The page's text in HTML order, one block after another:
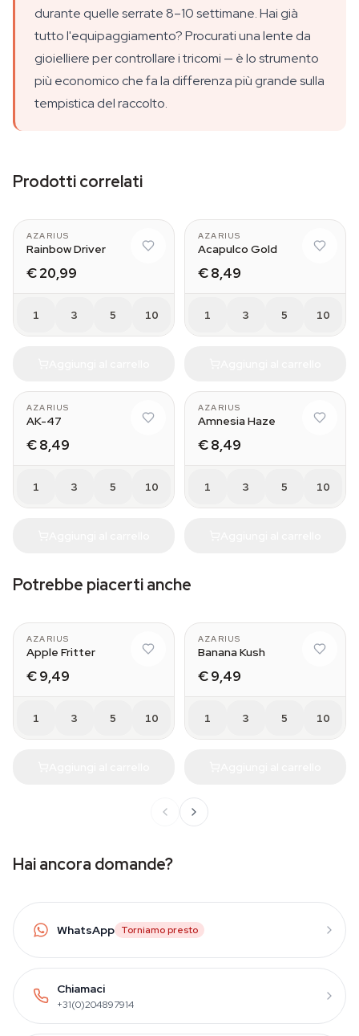
durante quelle serrate 8–10 settimane. Hai già
tutto l'equipaggiamento? Procurati una lente da
gioielliere per controllare i tricomi — è lo strumento
più economico che fa la differenza più grande sulla
tempistica del raccolto.
Prodotti correlati
AZARIUS
Rainbow Driver
€ 20,99
1 3 5 10
AZARIUS
Acapulco Gold
€ 8,49
1 3 5 10
AZARIUS
AK-47
€ 8,49
1 3 5 10
AZARIUS
Amnesia Haze
€ 8,49
1 3 5 10
Potrebbe piacerti anche
AZARIUS
Apple Fritter
€ 9,49
1 3 5 10
AZARIUS
Banana Kush
€ 9,49
1 3 5 10
Hai ancora domande?
WhatsApp Torniamo presto
Chiamaci
+31(0)204897914